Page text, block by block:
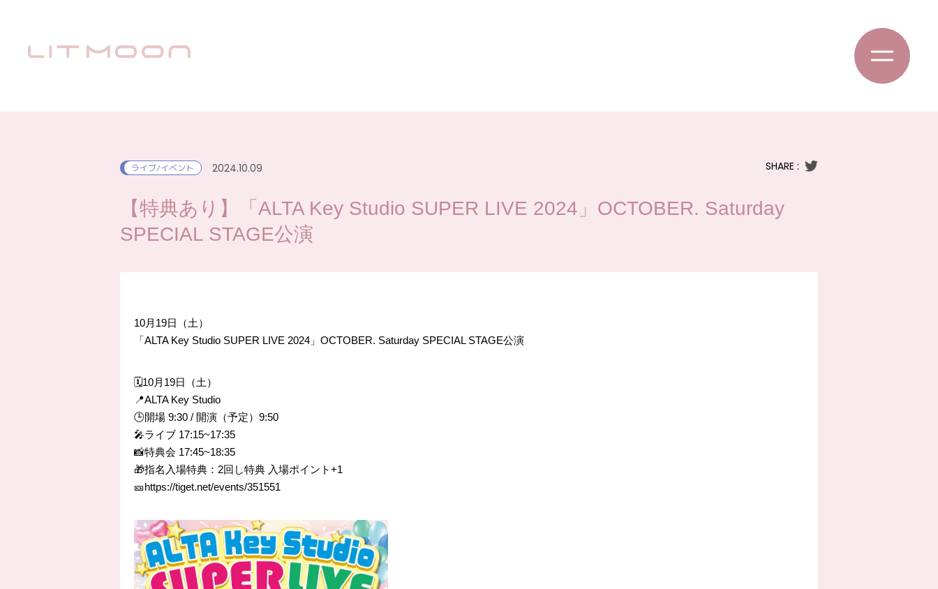
ライブ/イベント 2024.10.09 SHARE :
【特典あり】「ALTA Key Studio SUPER LIVE 2024」OCTOBER. Saturday
SPECIAL STAGE公演
10月19日（土）
「ALTA Key Studio SUPER LIVE 2024」OCTOBER. Saturday SPECIAL STAGE公演
🗓️10月19日（土）
📍ALTA Key Studio
🕒開場 9:30 / 開演（予定）9:50
🎤ライブ 17:15~17:35
📸特典会 17:45~18:35
🎁指名入場特典： 2回し特典 入場ポイント+1
🎫https://tiget.net/events/351551